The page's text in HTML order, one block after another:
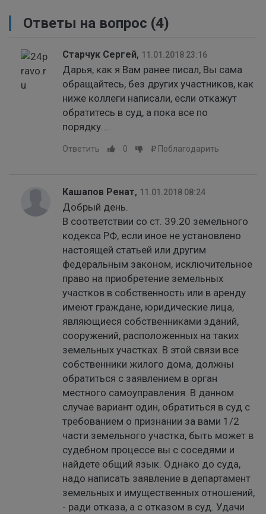
Ответы на вопрос (4)
Старчук Сергей, 11.01.2018 23:16
Дарья, как я Вам ранее писал, Вы сама
обращайтесь, без других участников, как
ниже коллеги написали, если откажут
обратитесь в суд, а пока все по
порядку....
Ответить 0 Поблагодарить
Кашапов Ренат, 11.01.2018 08:24
Добрый день.
В соответствии со ст. 39.20 земельного
кодекса РФ, если иное не установлено
настоящей статьей или другим
федеральным законом, исключительное
право на приобретение земельных
участков в собственность или в аренду
имеют граждане, юридические лица,
являющиеся собственниками зданий,
сооружений, расположенных на таких
земельных участках. В этой связи все
собственники жилого дома, должны
обратиться с заявлением в орган
местного самоуправления. В данном
случае вариант один, обратиться в суд с
требованием о признании за вами 1/2
части земельного участка, быть может в
судебном процессе вы с соседями и
найдете общий язык. Однако до суда,
надо написать заявление в департамент
земельных и имущественных отношений,
- ради отказа, а с отказом в суд. Удачи